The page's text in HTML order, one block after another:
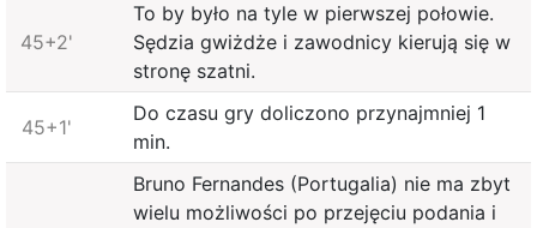
45+2'
To by było na tyle w pierwszej połowie.
Sędzia gwiżdże i zawodnicy kierują się w
stronę szatni.
45+1'
Do czasu gry doliczono przynajmniej 1
min.
Bruno Fernandes (Portugalia) nie ma zbyt
wielu możliwości po przejęciu podania i